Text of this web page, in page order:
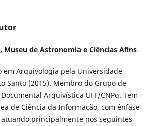
Museu de Astronomia e Ciências Afins
em Arquivologia pela Universidade
Santo (2015). Membro do Grupo de
Arquivística UFF/CNPq. Tem
de Ciência da Informação, com ênfase
principalmente nos seguintes